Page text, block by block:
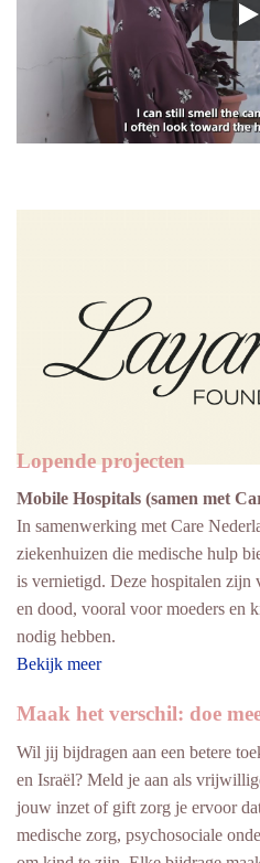
Lopende projecten
Mobile Hospitals (samen met
In samenwerking met Care
ziekenhuizen die medische hulp
is vernietigd. Deze hospitalen zijn
en dood, vooral voor moeders en
nodig hebben.
Bekijk meer
Maak het verschil: doe
Wil jij bijdragen aan een betere
en Israël? Meld je aan als
jouw inzet of gift zorg je ervoor
medische zorg, psychosociale